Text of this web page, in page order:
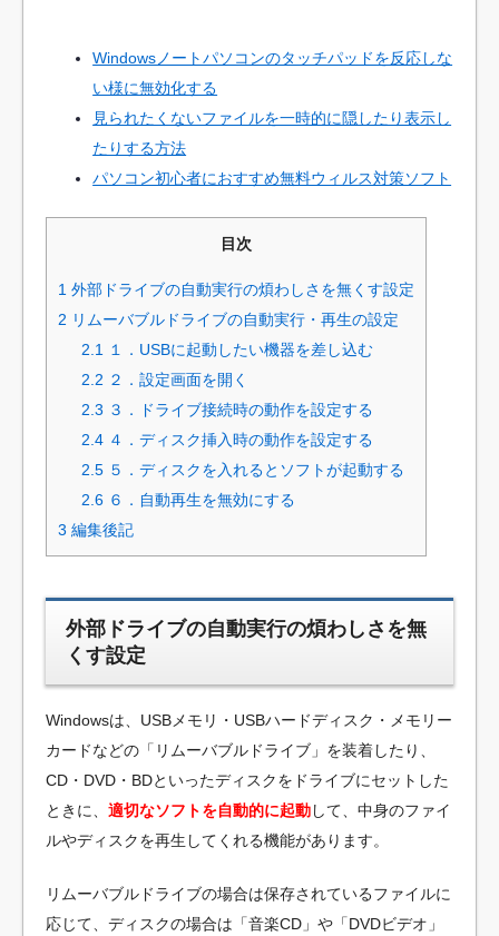
Windowsノートパソコンのタッチパッドを反応しな
い様に無効化する
見られたくないファイルを一時的に隠したり表示し
たりする方法
パソコン初心者におすすめ無料ウィルス対策ソフト
目次
1 外部ドライブの自動実行の煩わしさを無くす設定
2 リムーバブルドライブの自動実行・再生の設定
2.1
１．USBに起動したい機器を差し込む
2.2 ２．設定画面を開く
2.3 ３．ドライブ接続時の動作を設定する
2.4 ４．ディスク挿入時の動作を設定する
2.5 ５．ディスクを入れるとソフトが起動する
2.6 ６．自動再生を無効にする
3 編集後記
外部ドライブの自動実行の煩わしさを無
くす設定
Windowsは、USBメモリ・USBハードディスク・メモリー
カードなどの「リムーバブルドライブ」を装着したり、
CD・DVD・BDといったディスクをドライブにセットした
ときに、 適切なソフトを自動的に起動して、中身のファイ
ルやディスクを再生してくれる機能があります。
リムーバブルドライブの場合は保存されているファイルに
応じて、ディスクの場合は「音楽CD」や「DVDビデオ」